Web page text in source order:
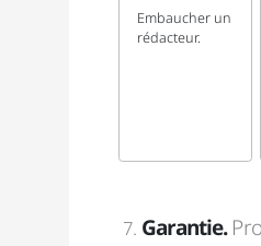
Embaucher un
rédacteur.
7. Garantie.